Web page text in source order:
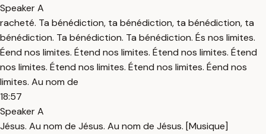
Speaker A
racheté. Ta bénédiction, ta bénédiction, ta bénédiction, ta
bénédiction. Ta bénédiction. Ta bénédiction. És nos limites.
Éend nos limites. Étend nos limites. Étend nos limites. Étend
nos limites. Étend nos limites. Étend nos limites. Éend nos
limites. Au nom de
18:57
Speaker A
Jésus. Au nom de Jésus. Au nom de Jésus. [Musique]